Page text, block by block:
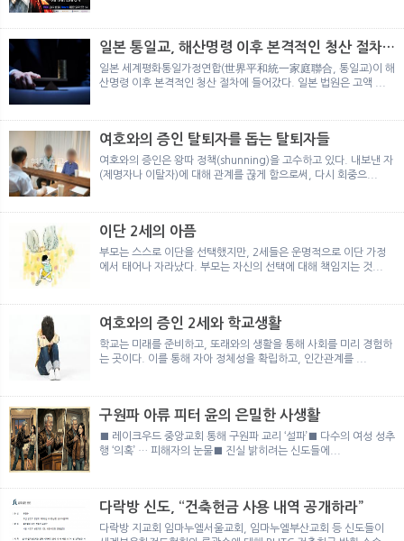
일본 통일교, 해산명령 이후 본격적인 청산 절차
돌입
일본 세계평화통일가정연합(世界平和統一家庭聯合, 통일교)이 해
산명령 이후 본격적인 청산 절차에 들어갔다. 일본 법원은 고액 ...
여호와의 증인 탈퇴자를 돕는 탈퇴자들
여호와의 증인은 왕따 정책(shunning)을 고수하고 있다. 내보낸 자
(제명자나 이탈자)에 대해 관계를 끊게 함으로써, 다시 회중으...
이단 2세의 아픔
부모는 스스로 이단을 선택했지만, 2세들은 운명적으로 이단 가정
에서 태어나 자라났다. 부모는 자신의 선택에 대해 책임지는 것...
여호와의 증인 2세와 학교생활
학교는 미래를 준비하고, 또래와의 생활을 통해 사회를 미리 경험하
는 곳이다. 이를 통해 자아 정체성을 확립하고, 인간관계를 ...
구원파 아류 피터 윤의 은밀한 사생활
■ 레이크우드 중앙교회 통해 구원파 교리 ‘설파’■ 다수의 여성 성추
행 ‘의혹’ … 피해자의 눈물■ 진실 밝히려는 신도들에...
다락방 신도, “건축헌금 사용 내역 공개하라”
다락방 지교회 임마누엘서울교회, 임마누엘부산교회 등 신도들이